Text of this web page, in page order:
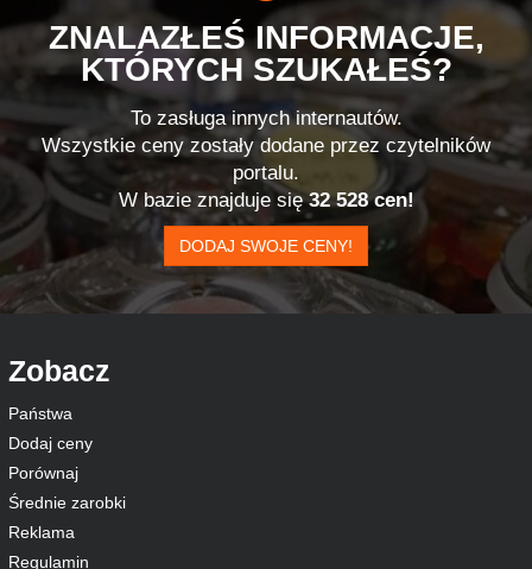
ZNALAZŁEŚ INFORMACJE,
KTÓRYCH SZUKAŁEŚ?
To zasługa innych internautów.
Wszystkie ceny zostały dodane przez czytelników
portalu.
W bazie znajduje się32 528 cen!
DODAJ SWOJE CENY!
Zobacz
Państwa
Dodaj ceny
Porównaj
Średnie zarobki
Reklama
Regulamin